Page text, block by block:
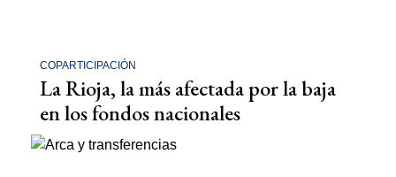
COPARTICIPACIÓN
La Rioja, la más afectada por la baja
en los fondos nacionales